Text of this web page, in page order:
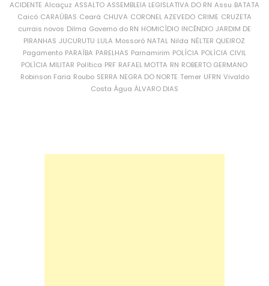
ACIDENTE Alcaçuz ASSALTO ASSEMBLEIA LEGISLATIVA DO RN Assu BATATA
Caicó CARAÚBAS Ceará CHUVA CORONEL AZEVEDO CRIME CRUZETA
currais novos Dilma Governo do RN HOMICÍDIO INCÊNDIO JARDIM DE
PIRANHAS JUCURUTU LULA Mossoró NATAL Nilda NÉLTER QUEIROZ
Pagamento PARAÍBA PARELHAS Parnamirim POLÍCIA POLÍCIA CIVIL
POLÍCIA MILITAR Política PRF RAFAEL MOTTA RN ROBERTO GERMANO
Robinson Faria Roubo SERRA NEGRA DO NORTE Temer UFRN Vivaldo
Costa Água ÁLVARO DIAS